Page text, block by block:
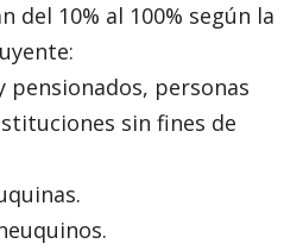
del 10% al 100% según la
pensionados, personas
sin fines de